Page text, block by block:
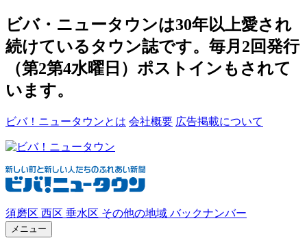
ビバ・ニュータウンは30年以上愛され
続けているタウン誌です。毎月2回発行
（第2第4水曜日）ポストインもされて
います。
ビバ！ニュータウンとは 会社概要 広告掲載について
須磨区 西区 垂水区 その他の地域 バックナンバー
メニュー